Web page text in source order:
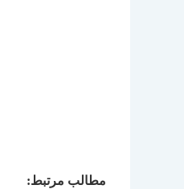
مطالب مرتبط: